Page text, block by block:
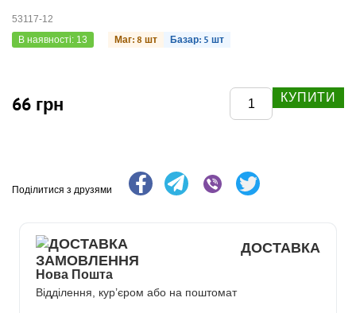
53117-12
В наявності: 13
Маг: 8 шт Базар: 5 шт
66 грн КУПИТИ
Поділитися з друзями
ДОСТАВКА
Нова Пошта
Відділення, кур’єром або на поштомат